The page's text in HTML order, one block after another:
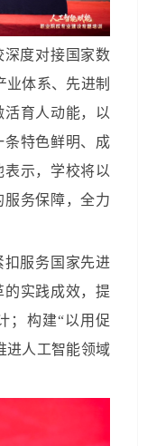
度对接国家数
业体系、先进制
育人动能，以
条特色鲜明、成
示，学校将以
务保障，全力
服务国家先进
实践成效，提
；构建“以用促
进人工智能领域